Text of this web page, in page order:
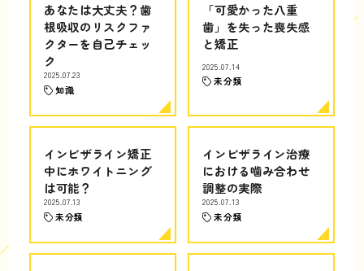
あなたは大丈夫？歯
根吸収のリスクファ
クターを自己チェッ
ク
2025.07.23
知識
「可愛かった八重
歯」を失った喪失感
と矯正
2025.07.14
未分類
インビザライン矯正
中にホワイトニング
は可能？
2025.07.13
未分類
インビザライン治療
における噛み合わせ
調整の実際
2025.07.13
未分類